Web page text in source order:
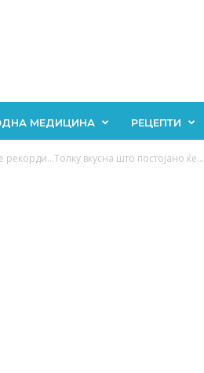
МЕДИЦИНА РЕЦЕПТИ
вкусна што постојано ќе...